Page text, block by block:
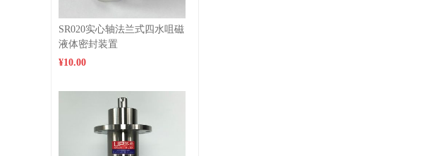
SR020实心轴法兰式四水咀磁
液体密封装置
¥10.00